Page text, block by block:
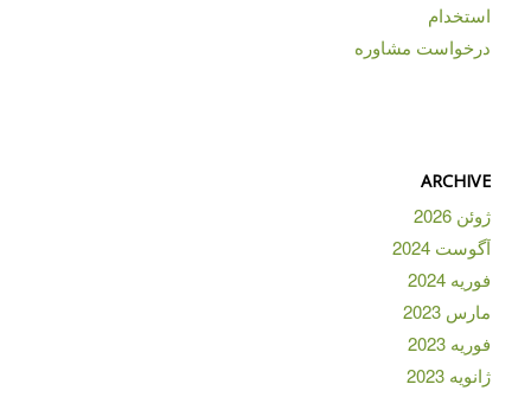
استخدام
درخواست مشاوره
ARCHIVE
ژوئن 2026
آگوست 2024
فوریه 2024
مارس 2023
فوریه 2023
ژانویه 2023